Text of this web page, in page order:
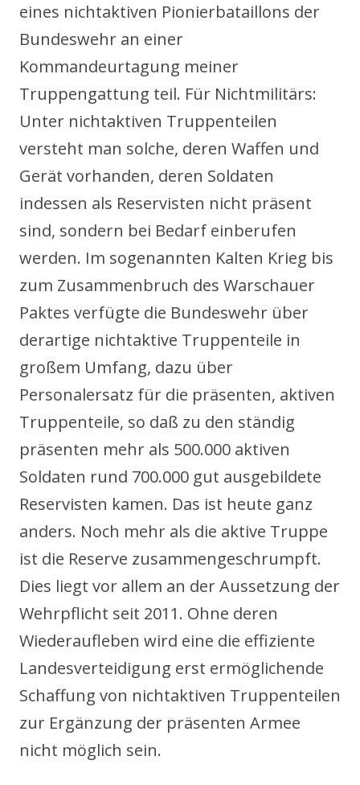
eines nichtaktiven Pionierbataillons der
Bundeswehr an einer
Kommandeurtagung meiner
Truppengattung teil. Für Nichtmilitärs:
Unter nichtaktiven Truppenteilen
versteht man solche, deren Waffen und
Gerät vorhanden, deren Soldaten
indessen als Reservisten nicht präsent
sind, sondern bei Bedarf einberufen
werden. Im sogenannten Kalten Krieg bis
zum Zusammenbruch des Warschauer
Paktes verfügte die Bundeswehr über
derartige nichtaktive Truppenteile in
großem Umfang, dazu über
Personalersatz für die präsenten, aktiven
Truppenteile, so daß zu den ständig
präsenten mehr als 500.000 aktiven
Soldaten rund 700.000 gut ausgebildete
Reservisten kamen. Das ist heute ganz
anders. Noch mehr als die aktive Truppe
ist die Reserve zusammengeschrumpft.
Dies liegt vor allem an der Aussetzung der
Wehrpflicht seit 2011. Ohne deren
Wiederaufleben wird eine die effiziente
Landesverteidigung erst ermöglichende
Schaffung von nichtaktiven Truppenteilen
zur Ergänzung der präsenten Armee
nicht möglich sein.